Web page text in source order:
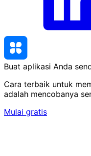
Buat aplikasi Anda
Cara terbaik untuk
adalah mencobanya
Mulai gratis